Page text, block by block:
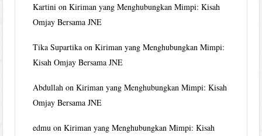
Kartini onKiriman yang Menghubungkan Mimpi: Kisah
Omjay Bersama JNE
Tika Supartika onKiriman yang Menghubungkan Mimpi:
Kisah Omjay Bersama JNE
Abdullah onKiriman yang Menghubungkan Mimpi: Kisah
Omjay Bersama JNE
edmu onKiriman yang Menghubungkan Mimpi: Kisah